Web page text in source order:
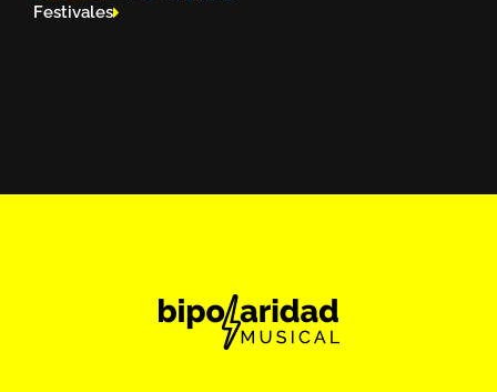
Festivales